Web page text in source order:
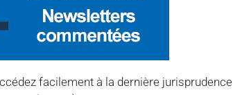
facilement à la dernière jurisprudence